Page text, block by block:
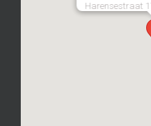
Harensestraat